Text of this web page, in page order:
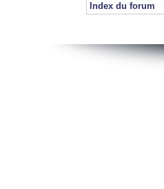
Index du forum